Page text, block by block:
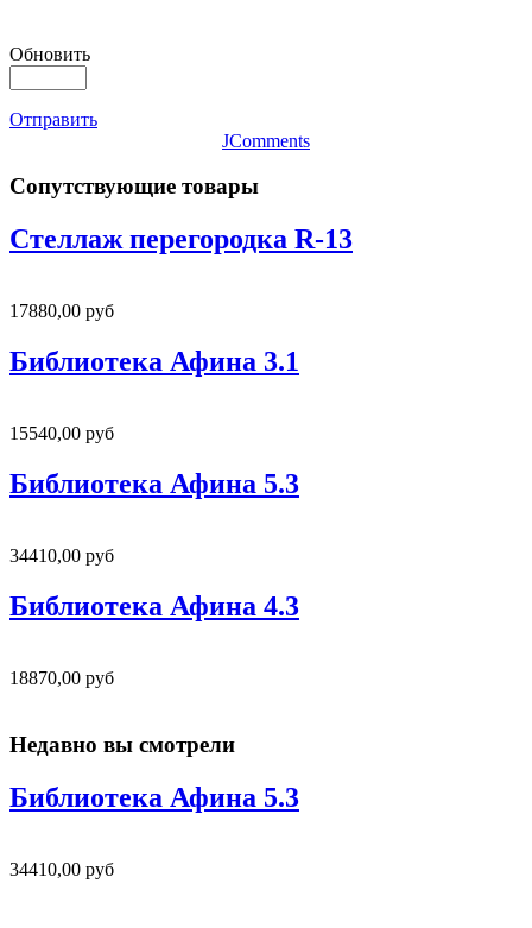
Обновить
Отправить
JComments
Сопутствующие товары
Стеллаж перегородка R-13
17880,00 руб
Библиотека Афина 3.1
15540,00 руб
Библиотека Афина 5.3
34410,00 руб
Библиотека Афина 4.3
18870,00 руб
Недавно вы смотрели
Библиотека Афина 5.3
34410,00 руб